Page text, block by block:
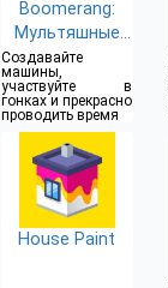
Boomerang:
Мультяшные
гонки
Создавайте
машины,
участвуйте в
гонках и прекрасно
проводить время
House Paint